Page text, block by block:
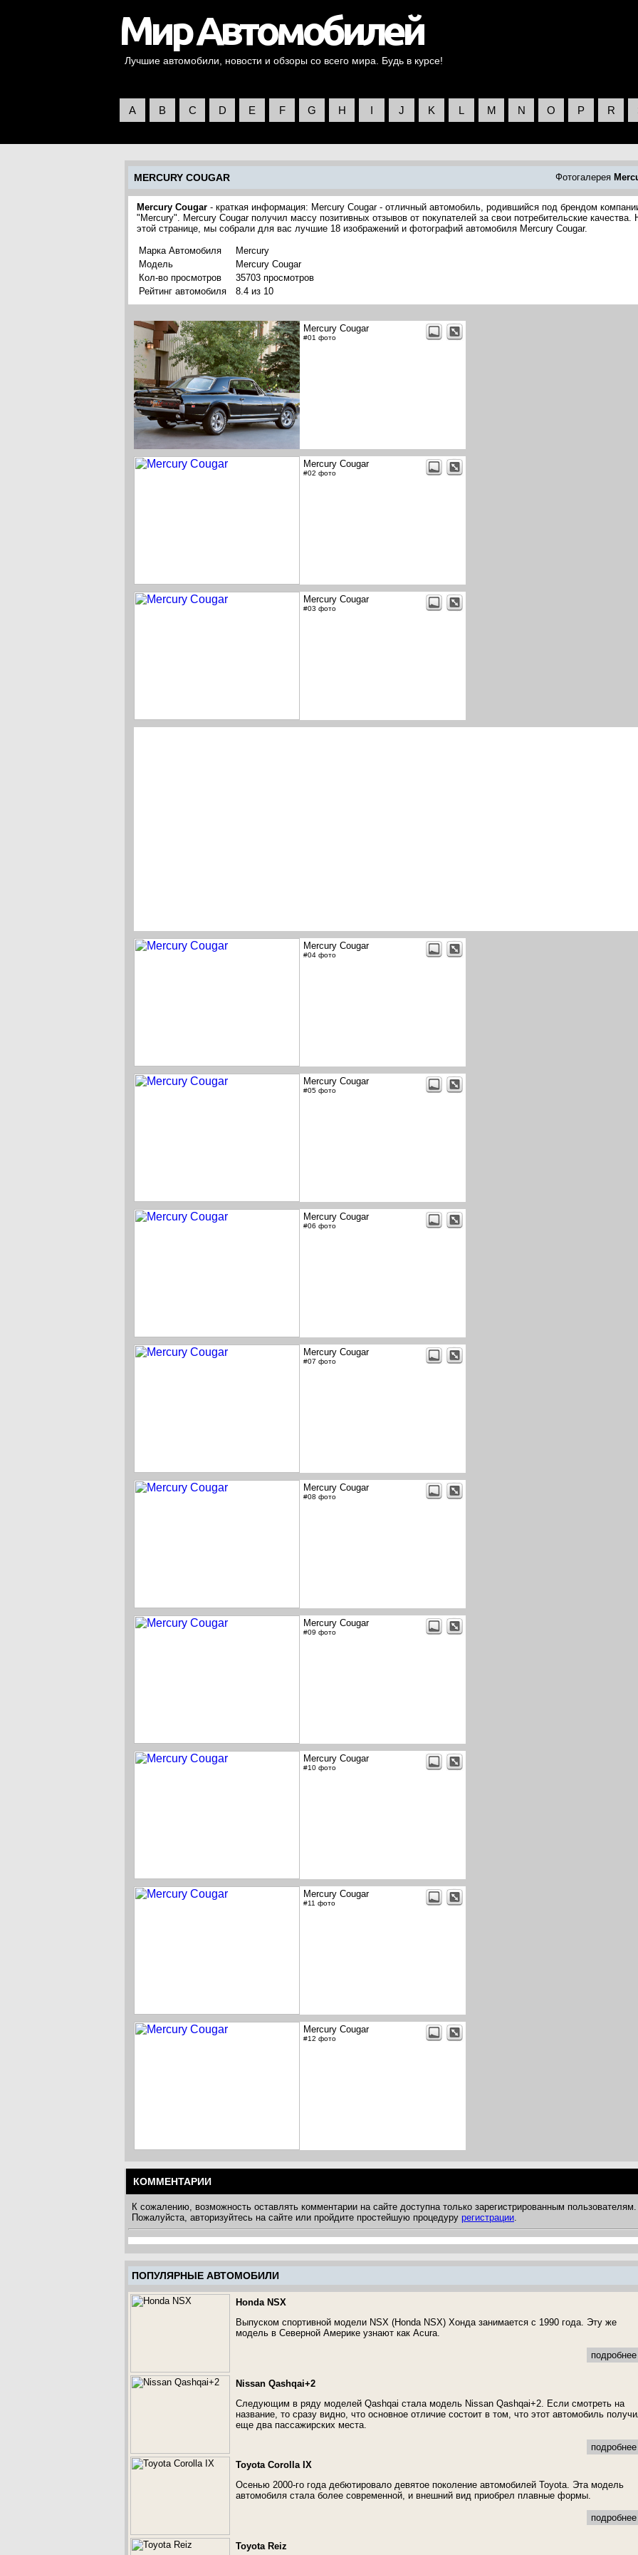
Лучшие автомобили, новости и обзоры со всего мира. Будь в курсе!
A B C D E F G H I J K L M N O P R
MERCURY COUGAR Фотогалерея
Mercury Cougar - краткая информация: Mercury Cougar - отличный автомобиль, родившийся под брендом
"Mercury". Mercury Cougar получил массу позитивных отзывов от покупателей за свои потребительские качества.
этой странице, мы собрали для вас лучшие 18 изображений и фотографий автомобиля Mercury Cougar.
Марка Автомобиля
Mercury
Модель
Mercury Cougar
Кол-во просмотров
35703 просмотров
Рейтинг автомобиля
8.4 из 10
Mercury Cougar
#01 фото
Mercury Cougar
#02 фото
Mercury Cougar
#03 фото
Mercury Cougar
#04 фото
Mercury Cougar
#05 фото
Mercury Cougar
#06 фото
Mercury Cougar
#07 фото
Mercury Cougar
#08 фото
Mercury Cougar
#09 фото
Mercury Cougar
#10 фото
Mercury Cougar
#11 фото
Mercury Cougar
#12 фото
КОММЕНТАРИИ
К сожалению, возможность оставлять комментарии на сайте доступна только зарегистрированным пользователям.
Пожалуйста, авторизуйтесь на сайте или пройдите простейшую процедуру регистрации.
ПОПУЛЯРНЫЕ АВТОМОБИЛИ
Honda NSX
Выпуском спортивной модели NSX (Honda NSX) Хонда занимается с 1990 года. Эту же
модель в Северной Америке узнают как Acura.
Nissan Qashqai+2
Следующим в ряду моделей Qashqai стала модель Nissan Qashqai+2. Если смотреть на
название, то сразу видно, что основное отличие состоит в том, что этот автомобиль
еще два пассажирских места.
Toyota Corolla IX
Осенью 2000-го года дебютировало девятое поколение автомобилей Toyota. Эта модель
автомобиля стала более современной, и внешний вид приобрел плавные формы.
Toyota Reiz